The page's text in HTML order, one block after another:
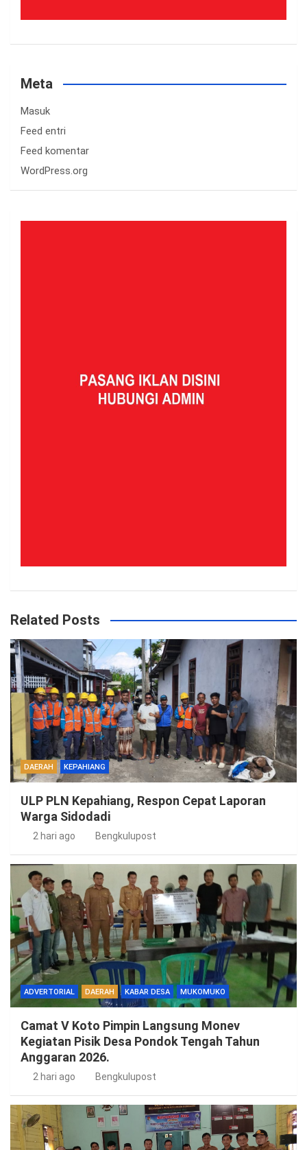
Meta
Masuk
Feed entri
Feed komentar
WordPress.org
Related Posts
DAERAH KEPAHIANG
ULP PLN Kepahiang, Respon Cepat Laporan
Warga Sidodadi
2 hari ago Bengkulupost
ADVERTORIAL DAERAH KABAR DESA MUKOMUKO
Camat V Koto Pimpin Langsung Monev
Kegiatan Pisik Desa Pondok Tengah Tahun
Anggaran 2026.
2 hari ago Bengkulupost